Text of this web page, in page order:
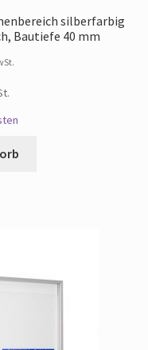
silberfarbig
Bautiefe 40 mm